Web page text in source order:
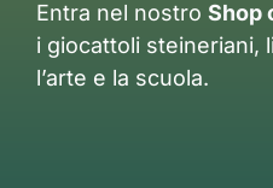
Entra nel nostro Shop
i giocattoli steineriani,
l’arte e la scuola.